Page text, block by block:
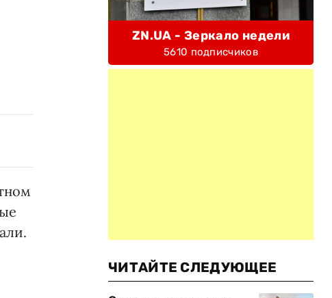
ZN.UA - Зеркало недели
5610 подписчиков
ЧИТАЙТЕ СЛЕДУЮЩЕЕ